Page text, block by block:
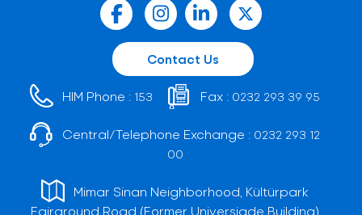
Contact Us
HIM Phone : 153 Fax : 0232 293 39 95
Central/Telephone Exchange : 0232 293 12
00
Mimar Sinan Neighborhood, Kültürpark
Fairground Road (Former Universiade Building)